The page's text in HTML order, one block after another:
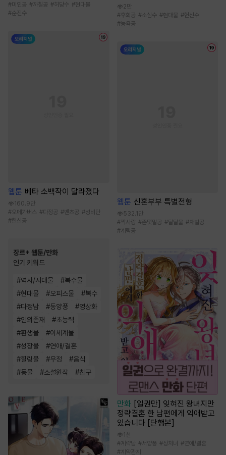
#미인공 #까칠공 #허당수 #현대물
#순진수
웹툰 베타 소백작이 달라졌다
160.9만
#오메가버스 #다정공 #벤츠공 #성비단
#헌신공
장르+ 웹툰/만화
인기 키워드
#역사/시대물 #복수물
#현대물 #오피스물 #복수
#다정남 #동양풍 #영상화
#인외존재 #초능력
#환생물 #이세계물
#성장물 #연애/결혼
#힐링물 #우정 #음식
#동물 #소설원작 #친구
2만
#후회공 #소심수 #현대물 #헌신수
#능욕공
웹툰 신혼부부 특별전형
532.1만
#짝사랑 #존댓말공 #달달물 #재벌공
#계략공
만화
[일권만] 잊혀진 왕녀지만
정략결혼 한 남편에게 익애받고
있습니다 [단행본]
1천
#계략남 #서양풍 #상처녀 #연애/결혼
#계약관계